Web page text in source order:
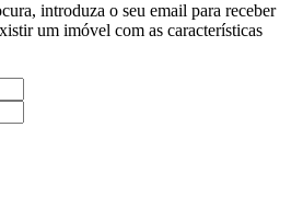
introduza o seu email para receber
um imóvel com as características